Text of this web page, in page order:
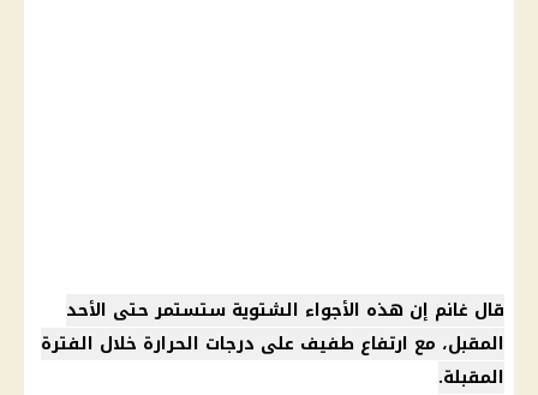
قال غانم إن هذه الأجواء الشتوية ستستمر حتى الأحد
المقبل، مع ارتفاع طفيف على درجات الحرارة خلال الفترة
المقبلة.